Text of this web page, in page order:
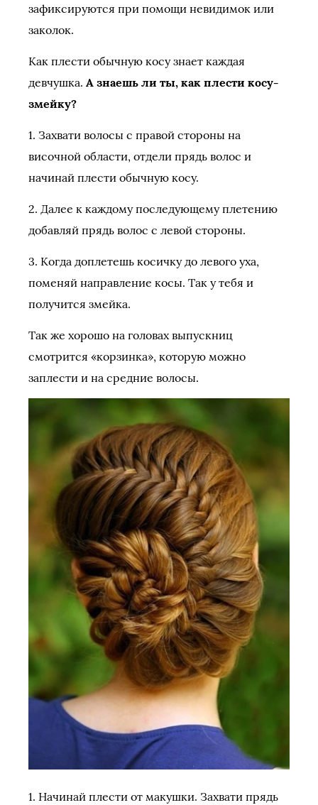
зафиксируются при помощи невидимок или
заколок.
Как плести обычную косу знает каждая
девчушка. А знаешь ли ты, как плести косу-
змейку?
1. Захвати волосы с правой стороны на
височной области, отдели прядь волос и
начинай плести обычную косу.
2. Далее к каждому последующему плетению
добавляй прядь волос с левой стороны.
3. Когда доплетешь косичку до левого уха,
поменяй направление косы. Так у тебя и
получится змейка.
Так же хорошо на головах выпускниц
смотрится «корзинка», которую можно
заплести и на средние волосы.
1. Начинай плести от макушки. Захвати прядь